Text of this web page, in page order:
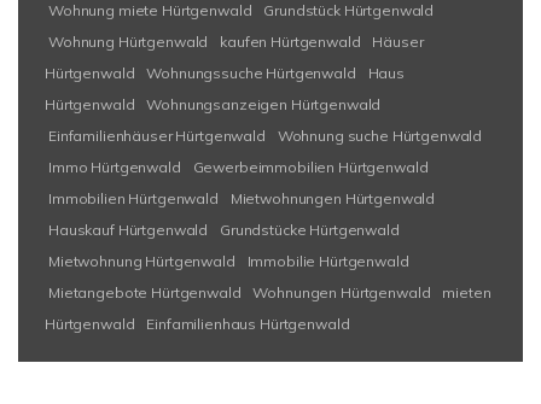
Wohnung miete Hürtgenwald
Grundstück Hürtgenwald
Wohnung Hürtgenwald
kaufen Hürtgenwald
Häuser
Hürtgenwald
Wohnungssuche Hürtgenwald
Haus
Hürtgenwald
Wohnungsanzeigen Hürtgenwald
Einfamilienhäuser Hürtgenwald
Wohnung suche Hürtgenwald
Immo Hürtgenwald
Gewerbeimmobilien Hürtgenwald
Immobilien Hürtgenwald
Mietwohnungen Hürtgenwald
Hauskauf Hürtgenwald
Grundstücke Hürtgenwald
Mietwohnung Hürtgenwald
Immobilie Hürtgenwald
Mietangebote Hürtgenwald
Wohnungen Hürtgenwald
mieten
Hürtgenwald
Einfamilienhaus Hürtgenwald